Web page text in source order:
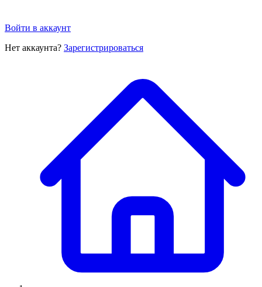
Войти в аккаунт
Нет аккаунта? Зарегистрироваться